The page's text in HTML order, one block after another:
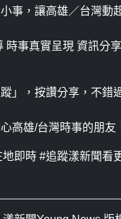
事，讓高雄／台灣動
時事真實呈現 資訊分
」，按讚分享，不錯
高雄/台灣時事的朋友
即時 #追蹤漾新聞看